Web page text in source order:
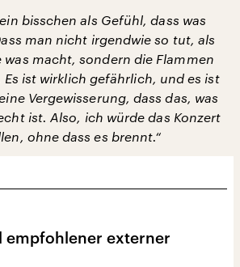
bisschen als Gefühl, dass was
man nicht irgendwie so tut, als
macht, sondern die Flammen
ist wirklich gefährlich, und es ist
Vergewisserung, dass das, was
ist. Also, ich würde das Konzert
ohne dass es brennt.“
empfohlener externer